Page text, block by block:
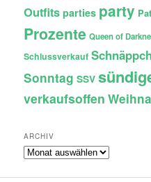
Outfits parties party
Prozente Queen of
Schlussverkauf
Sonntag SSV
verkaufsoffen
ARCHIV
Archiv